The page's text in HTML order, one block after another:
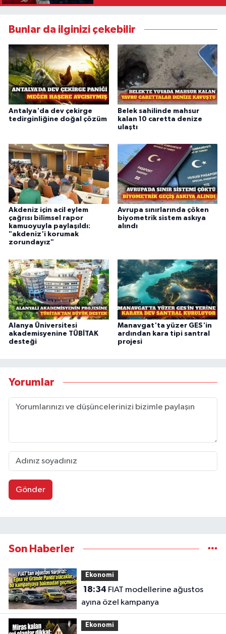
Bunlar da ilginizi çekebilir
Antalya'da dev çekirge
tedirginliğine doğal çözüm
Belek sahilinde mahsur
kalan 10 caretta denize
ulaştı
Akdeniz için acil eylem
çağrısı bilimsel rapor
kamuoyuyla paylaşıldı:
"akdeniz'i korumak
zorundayız"
Avrupa sınırlarında çöken
biyometrik sistem askıya
alındı
Alanya Üniversitesi
akademisyenine TÜBİTAK
desteği
Manavgat'ta yüzer GES'in
ardından kara tipi santral
projesi
Yorumlar
Gönder
Son Haberler
Ekonomi
18:34
ayına özel kampanya
Ekonomi